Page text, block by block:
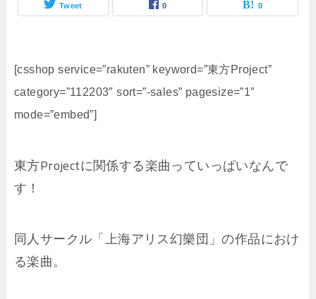
Tweet 0 0
[csshop service=”rakuten” keyword=”東方Project”
category=”112203″ sort=”-sales” pagesize=”1″
mode=”embed”]
東方Projectに関係する楽曲っていっぱいなんで
す！
同人サークル「上海アリス幻樂団」の作品におけ
る楽曲。